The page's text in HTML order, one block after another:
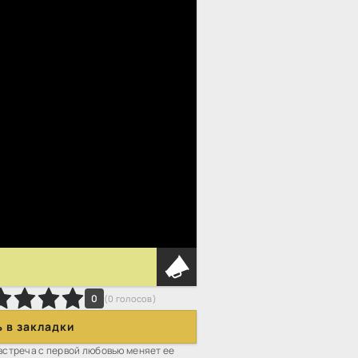
0 (0 голосов)
в закладки
с первой любовью меняет ее